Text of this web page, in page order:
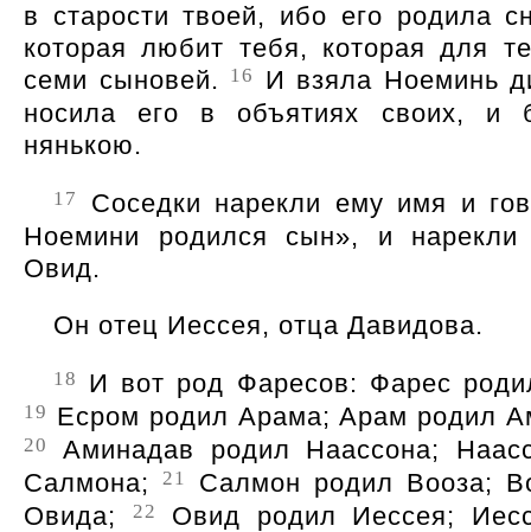
в старости твоей, ибо его родила
которая любит тебя, которая для
семи сыновей.
16
И взяла Ноеминь
носила его в объятиях своих, и
нянькою.
17
Соседки нарекли ему имя и
Ноемини родился сын
, и
Овид.
Он отец Иессея, отца Давидова.
18 И вот род Фаресов: Фарес
19 Есром родил Арама; Арам родил
20
Аминадав родил Наассона;
Салмона;
21
Салмон родил Вооза;
Овида;
22
Овид родил Иессея;